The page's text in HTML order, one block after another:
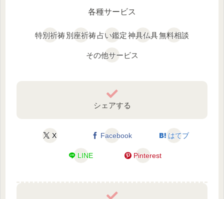
各種サービス
特別祈祷別座祈祷占い鑑定神具仏具無料相談
その他サービス
シェアする
X Facebook はてブ
LINE Pinterest